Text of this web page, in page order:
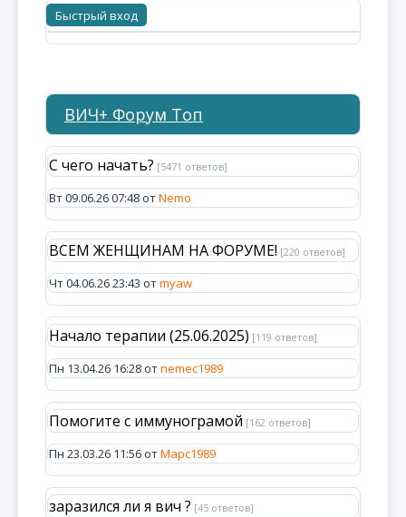
ВИЧ+ Форум Топ
С чего начать? [5471 ответов]
Вт 09.06.26 07:48 отNemo
ВСЕМ ЖЕНЩИНАМ НА ФОРУМЕ! [220 ответов]
Чт 04.06.26 23:43 отmyaw
Начало терапии (25.06.2025) [119 ответов]
Пн 13.04.26 16:28 отnemec1989
Помогите с иммунограмой [162 ответов]
Пн 23.03.26 11:56 отМарс1989
заразился ли я вич ? [45 ответов]